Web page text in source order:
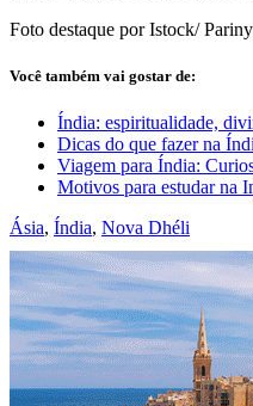
Foto destaque por Istock/
Você também vai gostar de:
Índia: espiritualidade,
Dicas do que fazer na
Viagem para Índia:
Motivos para estudar na
Ásia, Índia, Nova Dhéli